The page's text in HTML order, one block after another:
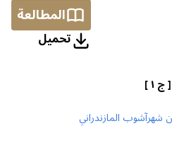
المطالعة
تحمیل
[ ج ١ ]
المازندراني